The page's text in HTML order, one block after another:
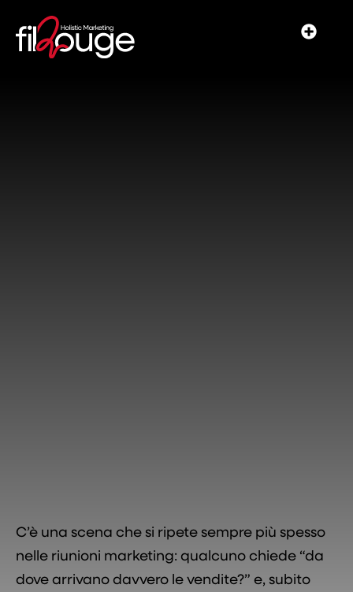
C’è una scena che si ripete sempre più spesso
nelle riunioni marketing: qualcuno chiede “da
dove arrivano davvero le vendite?” e, subito